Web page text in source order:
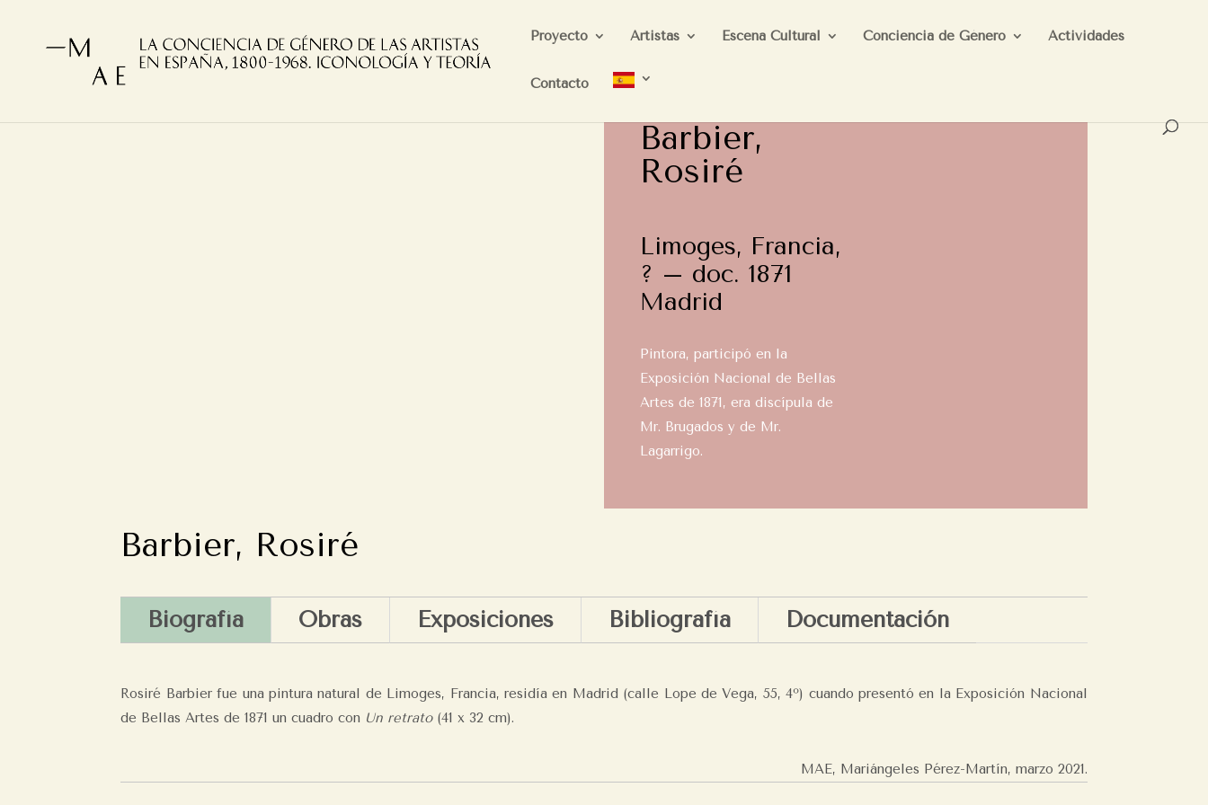
Proyecto Artistas Escena Cultural Conciencia de Género Actividades
Contacto
Barbier,
Rosiré
Limoges, Francia,
? – doc. 1871
Madrid
Pintora, participó en la
Exposición Nacional de Bellas
Artes de 1871, era discípula de
Mr. Brugados y de Mr.
Lagarrigo.
Barbier, Rosiré
Biografía Obras Exposiciones Bibliografía Documentación
Rosiré Barbier fue una pintura natural de Limoges, Francia, residía en Madrid (calle Lope de Vega, 55, 4º) cuando presentó en la Exposición Nacional
de Bellas Artes de 1871 un cuadro con Un retrato(41 x 32 cm).
MAE, Mariángeles Pérez-Martín, marzo 2021.